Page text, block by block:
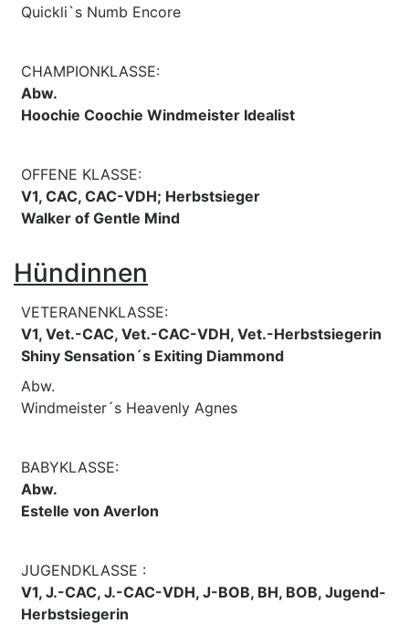
Quickli`s Numb Encore
CHAMPIONKLASSE:
Abw.
Hoochie Coochie Windmeister Idealist
OFFENE KLASSE:
V1, CAC, CAC-VDH; Herbstsieger
Walker of Gentle Mind
Hündinnen
VETERANENKLASSE:
V1, Vet.-CAC, Vet.-CAC-VDH, Vet.-Herbstsiegerin
Shiny Sensation´s Exiting Diammond
Abw.
Windmeister´s Heavenly Agnes
BABYKLASSE:
Abw.
Estelle von Averlon
JUGENDKLASSE :
V1, J.-CAC, J.-CAC-VDH, J-BOB, BH, BOB, Jugend-
Herbstsiegerin